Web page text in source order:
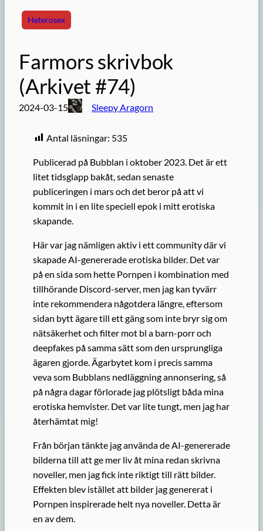
Heterosex
Farmors skrivbok
(Arkivet #74)
2024-03-15 Sleepy Aragorn
Antal läsningar: 535
Publicerad på Bubblan i oktober 2023. Det är ett
litet tidsglapp bakåt, sedan senaste
publiceringen i mars och det beror på att vi
kommit in i en lite speciell epok i mitt erotiska
skapande.
Här var jag nämligen aktiv i ett community där vi
skapade AI-genererade erotiska bilder. Det var
på en sida som hette Pornpen i kombination med
tillhörande Discord-server, men jag kan tyvärr
inte rekommendera någotdera längre, eftersom
sidan bytt ägare till ett gäng som inte bryr sig om
nätsäkerhet och filter mot bl a barn-porr och
deepfakes på samma sätt som den ursprungliga
ägaren gjorde. Ägarbytet kom i precis samma
veva som Bubblans nedläggning annonsering, så
på några dagar förlorade jag plötsligt båda mina
erotiska hemvister. Det var lite tungt, men jag har
återhämtat mig!
Från början tänkte jag använda de AI-genererade
bilderna till att ge mer liv åt mina redan skrivna
noveller, men jag fick inte riktigt till rätt bilder.
Effekten blev istället att bilder jag genererat i
Pornpen inspirerade helt nya noveller. Detta är
en av dem.